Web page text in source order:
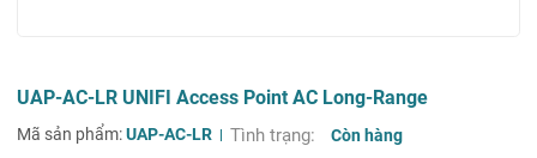
UAP-AC-LR UNIFI Access Point AC Long-Range
Mã sản phẩm:UAP-AC-LR Tình trạng: Còn hàng